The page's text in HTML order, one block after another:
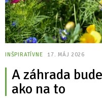
INŠPIRATÍVNE 17. MÁJ 2026
A záhrada
ako na to